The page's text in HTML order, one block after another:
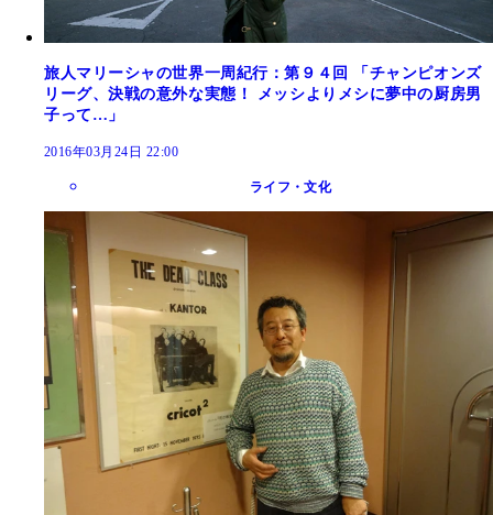
旅人マリーシャの世界一周紀行：第９４回 「チャンピオンズ
リーグ、決戦の意外な実態！ メッシよりメシに夢中の厨房男
子って…」
2016年03月24日 22:00
ライフ・文化